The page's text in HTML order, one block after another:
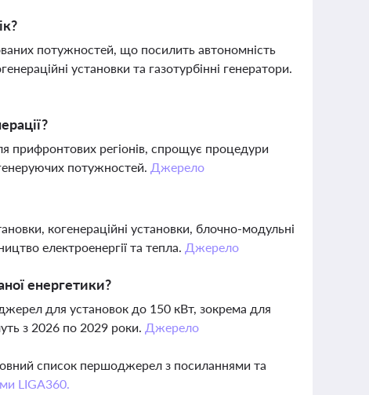
потужностей, що посилить автономність
установки та газотурбінні генератори.
прифронтових регіонів, спрощує процедури
потужностей. Джерело
когенераційні установки, блочно-модульні
електроенергії та тепла. Джерело
енергетики?
для установок до 150 кВт, зокрема для
з 2026 по 2029 роки. Джерело
список першоджерел з посиланнями та
LIGA360.